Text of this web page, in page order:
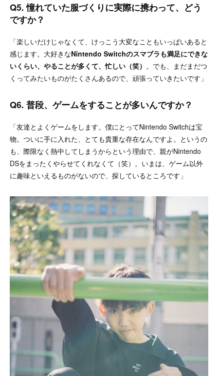
Q5. 憧れていた服づくりに実際に携わって、どう
ですか？
「楽しいだけじゃなくて、けっこう大変なこともいっぱいあると
感じます。大好きなNintendo Switchのスマブラも満足にできな
いくらい、やることが多くて、忙しい（笑） 。でも、まだまだつ
くってみたいものがたくさんあるので、頑張っていきたいです」
Q6. 普段、ゲームをすることが多いんですか？
「友達とよくゲームをします。僕にとってNintendo Switchは宝
物。ついに手に入れた、とても貴重な存在なんですよ。というの
も、際限なく熱中してしまうからという理由で、親がNintendo
DSをまったくやらせてくれなくて（笑）。いまは、ゲーム以外
に趣味といえるものがないので、探しているところです」